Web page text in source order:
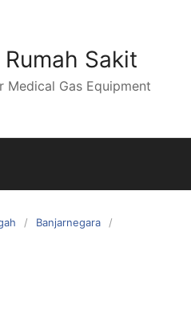
Sakit
Medical Gas Equipment
Banjarnegara